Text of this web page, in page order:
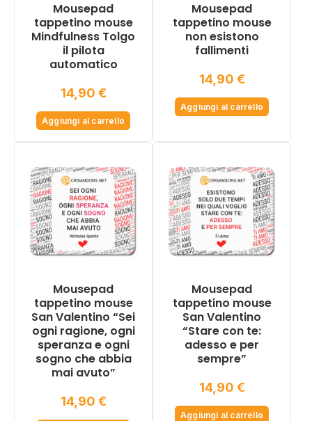
Mousepad
tappetino mouse
Mindfulness Tolgo
il pilota
automatico
14,90 €
Aggiungi al carrello
Mousepad
tappetino mouse
non esistono
fallimenti
14,90 €
Aggiungi al carrello
Mousepad
tappetino mouse
San Valentino “Sei
ogni ragione, ogni
speranza e ogni
sogno che abbia
mai avuto”
14,90 €
Mousepad
tappetino mouse
San Valentino
“Stare con te:
adesso e per
sempre”
14,90 €
Aggiungi al carrello